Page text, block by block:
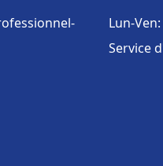
Lun-
Service